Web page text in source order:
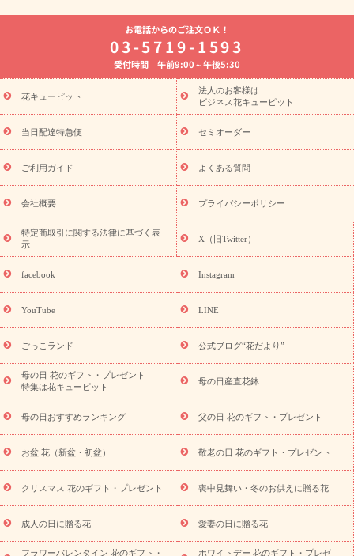
よく贈られる花
お祝いの花特集
誕生日フラワーギフト特集
8月の誕生花(トルコキキョウ)
開店・開業祝い
お供え・お悔やみ お供え・お悔やみの花
通夜・葬儀に贈る花 胡蝶蘭・花鉢
ーブドフラワー
季節のイベント
ひまわり ギフト・プレゼント
特集
お盆 花（新盆・初盆） 季節のイベント
お盆 花（新
盆・初盆）
お盆 花（新盆・初盆）
お盆・お供え 花とセットギ
フト
お盆・お供え プリザーブドフラワー
ひまわり ギフト・プ
レゼント特集
夏の花贈り・お中元・暑中見舞い 花のギフト特集
敬老の日におくる花ギフト・プレゼント特集
花ギフト・プレゼント特集
敬老の日 花のおすすめランキング
敬
老の日 花鉢植えのギフト・プレゼント特集
敬老の日 花とセットギ
フト・プレゼント特集
敬老の日の花 全てのギフト一覧
キャン
ペーン
映画『ウォーターガーディアンズ』コラボキャンペーン
「きょう誕生日なんです」キャンペーン
誕生日の花を探す
誕生日フラワーギフト 誕生日フラワーギフト特集
9月の誕生花(リンドウ)
ら探す
お祝いの花特集 当日配達特急便 お祝い商品一覧
念日
結婚祝い 出産祝い 退院祝い・快気祝い
寿祝い
プチギフト ペットのお祝いフラワー
供え・お悔やみ商品一覧
お供え・お悔やみの花
四十九日法要以
降に贈る花
通夜・葬儀に贈る花
お供え お花とセットギフト
お供え プリザーブドフラワー
ペットのお供えフラワー
お盆（新
盆・初盆）
その他 お祝い返し お見舞い
お取り寄せギフト
ビジネス用
ご自宅用 観葉植物 ミディ胡蝶蘭
プリザーブ
ドフラワー
スタイルから探す アレンジメント 花束
スタ
ンド花
お祝い お供え・お悔やみ 胡蝶蘭 胡蝶蘭・花鉢
ディ胡蝶蘭・お祝い
ミディ胡蝶蘭・お供え
世界初の青色胡蝶蘭
お電話からのご注文ＯＫ！
03-5719-1593
受付時間 午前9:00～午後5:30
花キューピット
法人のお客様は
ビジネス花キューピット
当日配達特急便 セミオーダー
ご利用ガイド よくある質問
会社概要 プライバシーポリシー
特定商取引に関する法律に基づく表
示
X（旧Twitter）
facebook Instagram
YouTube LINE
ごっこランド 公式ブログ“花だより”
母の日 花のギフト・プレゼント
特集は花キューピット
母の日産直花鉢
母の日おすすめランキング 父の日 花のギフト・プレゼント
お盆 花（新盆・初盆） 敬老の日 花のギフト・プレゼント
クリスマス 花のギフト・プレゼント 喪中見舞い・冬のお供えに贈る花
成人の日に贈る花 愛妻の日に贈る花
フラワーバレンタイン 花のギフト・
ホワイトデー 花のギフト・プレゼ